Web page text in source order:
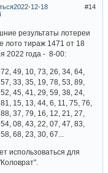
14
2022-12-18
результаты лотереи
лото тираж 1471 от 18
2022 года - 8-00:
49, 10, 73, 26, 34, 64,
33, 35, 19, 78, 53, 89,
45, 41, 29, 59, 38, 24,
15, 13, 44, 6, 11, 75, 76,
37, 79, 16, 12, 21, 27,
08, 43, 22, 07, 47, 83,
68, 23, 30, 67...
использоваться для